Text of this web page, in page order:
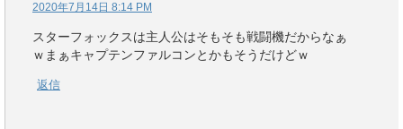
2020年7月14日 8:14 PM
スターフォックスは主人公はそもそも戦闘機だからなぁ
ｗまぁキャプテンファルコンとかもそうだけどｗ
返信